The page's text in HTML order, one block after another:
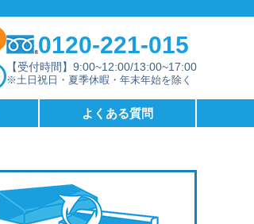
0120-221-015
【受付時間】9:00~12:00/13:00~17:00
※土日祝日・夏季休暇・年末年始を除く
よくある質問